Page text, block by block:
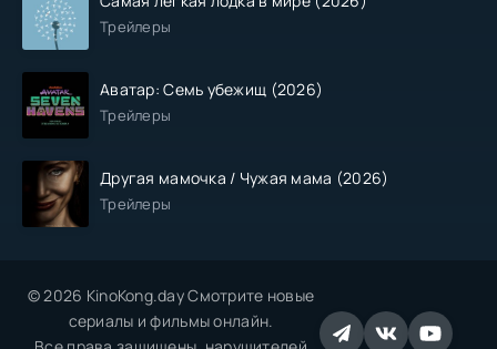
Трейлеры
Аватар: Семь убежищ (2026)
Трейлеры
Другая мамочка / Чужая мама (2026)
Трейлеры
© 2026 KinoKong.day Смотрите новые
сериалы и фильмы онлайн.